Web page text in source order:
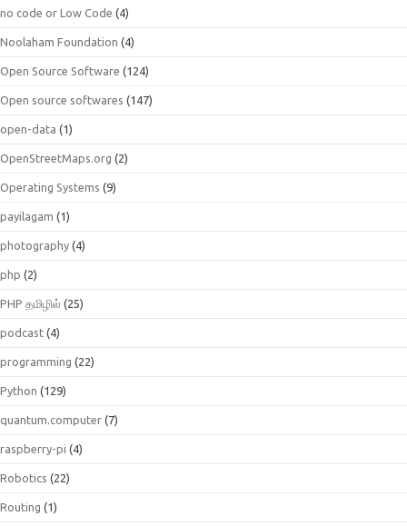
no code or Low Code (4)
Noolaham Foundation (4)
Open Source Software (124)
Open source softwares (147)
open-data (1)
OpenStreetMaps.org (2)
Operating Systems (9)
payilagam (1)
photography (4)
php (2)
PHP தமிழில் (25)
podcast (4)
programming (22)
Python (129)
quantum.computer (7)
raspberry-pi (4)
Robotics (22)
Routing (1)